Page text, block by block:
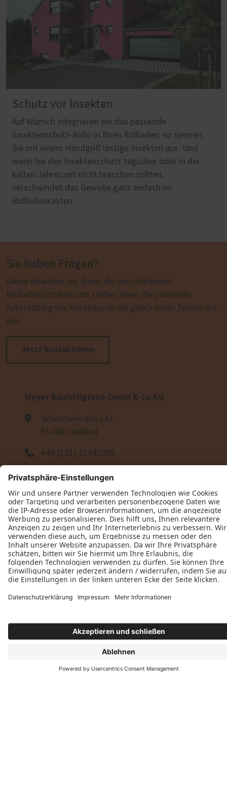
Schutz vor Insekten
Auf Wunsch integrieren wir das passende
Insektenschutz-Rollo in Ihren Rollladen: so sperren
Sie mit einem Handgriff lästige Insekten aus. Und
wenn Sie den Insektenschutz tagsüber oder in der
kalten Jahreszeit nicht brauchen sollten,
verschwindet das Gewebe ganz einfach im
Rollladenkasten.
Sie haben Fragen?
Gerne erläutern wir Ihnen die verschiedenen
Rollladensysteme und stellen Ihnen die passende
Ausstattung vor. Vereinbaren Sie gleich einen Termin mit
uns.
Jetzt kontaktieren
Meyer Baufertigteile GmbH & Co.KG
Schornweisach 143
91486 Uehlfeld
+49 (151) 21342958
+49 (9163) 997410
E-Mail schreiben
Öffnungszeiten
Mo-Do 8.00 Uhr bis 17.00 Uhr